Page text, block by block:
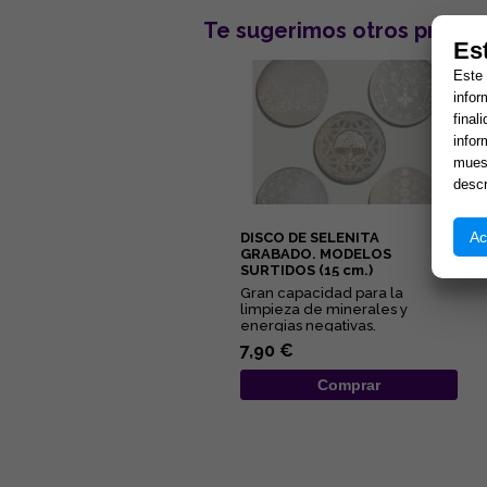
Te sugerimos otros
DISCO DE SELENITA
GRABADO. MODELOS
SURTIDOS (15 cm.)
Gran capacidad para la
limpieza de minerales y
energias negativas.
Propiedades purificantes y
protectoras....
7,90 €
Comprar
Este